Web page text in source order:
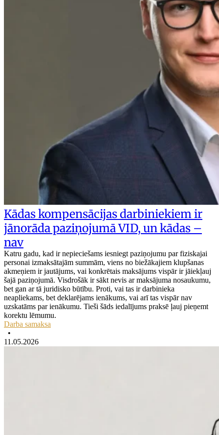
Kādas kompensācijas darbiniekiem ir
jānorāda paziņojumā VID, un kādas –
nav
Katru gadu, kad ir nepieciešams iesniegt paziņojumu par fiziskajai
personai izmaksātajām summām, viens no biežākajiem klupšanas
akmeņiem ir jautājums, vai konkrētais maksājums vispār ir jāiekļauj
šajā paziņojumā. Visdrošāk ir sākt nevis ar maksājuma nosaukumu,
bet gan ar tā juridisko būtību. Proti, vai tas ir darbinieka
neapliekams, bet deklarējams ienākums, vai arī tas vispār nav
uzskatāms par ienākumu. Tieši šāds iedalījums praksē ļauj pieņemt
korektu lēmumu.
Darba samaksa
•
11.05.2026